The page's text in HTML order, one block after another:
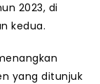
2023, di
kedua.
yang ditunjuk